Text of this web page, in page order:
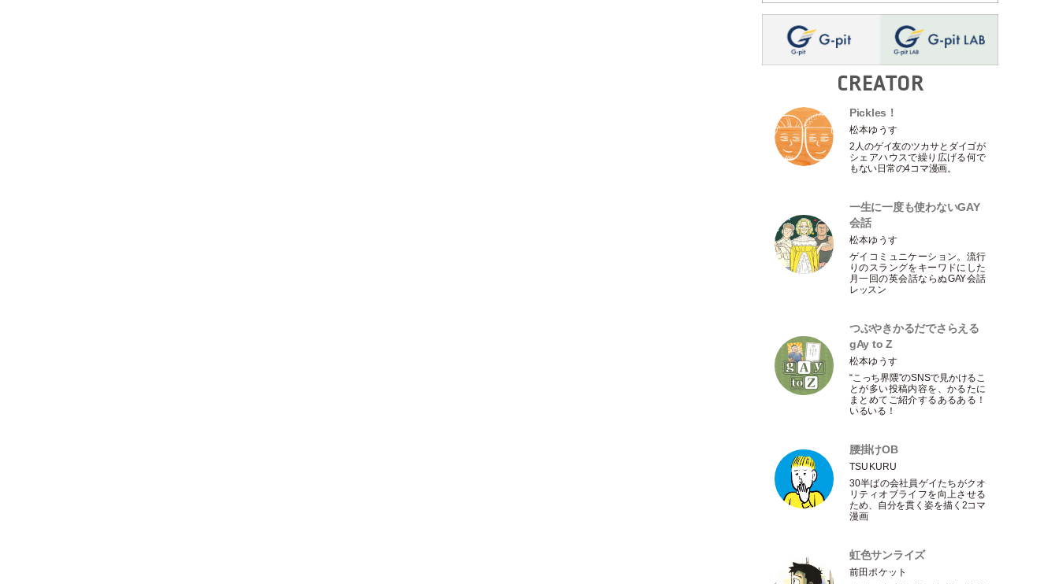
CREATOR
Pickles！
松本ゆうす
2人のゲイ友のツカサとダイゴが
シェアハウスで繰り広げる何で
もない日常の4コマ漫画。
一生に一度も使わないGAY
会話
松本ゆうす
ゲイコミュニケーション。流行
りのスラングをキーワドにした
月一回の英会話ならぬGAY会話
レッスン
つぶやきかるだでさらえる
gAy to Z
松本ゆうす
“こっち界隈”のSNSで見かけるこ
とが多い投稿内容を、かるたに
まとめてご紹介するあるある！
いるいる！
腰掛けOB
TSUKURU
30半ばの会社員ゲイたちがクオ
リティオブライフを向上させる
ため、自分を貫く姿を描く2コマ
漫画
虹色サンライズ
前田ポケット